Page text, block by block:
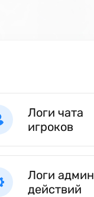
Логи чата
игроков
Логи админ
действий